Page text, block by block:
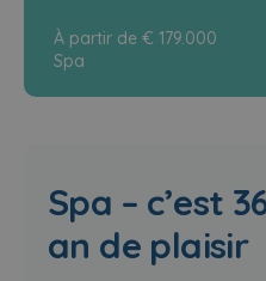
À partir de € 179.000
Spa
Spa – c’est
an de plaisir